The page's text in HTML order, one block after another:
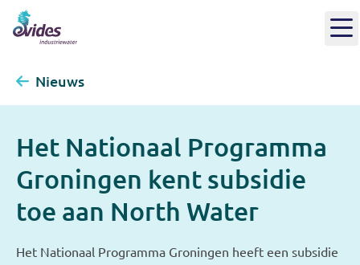
Nieuws
Het Nationaal Programma
Groningen kent subsidie
toe aan North Water
Het Nationaal Programma Groningen heeft een subsidie